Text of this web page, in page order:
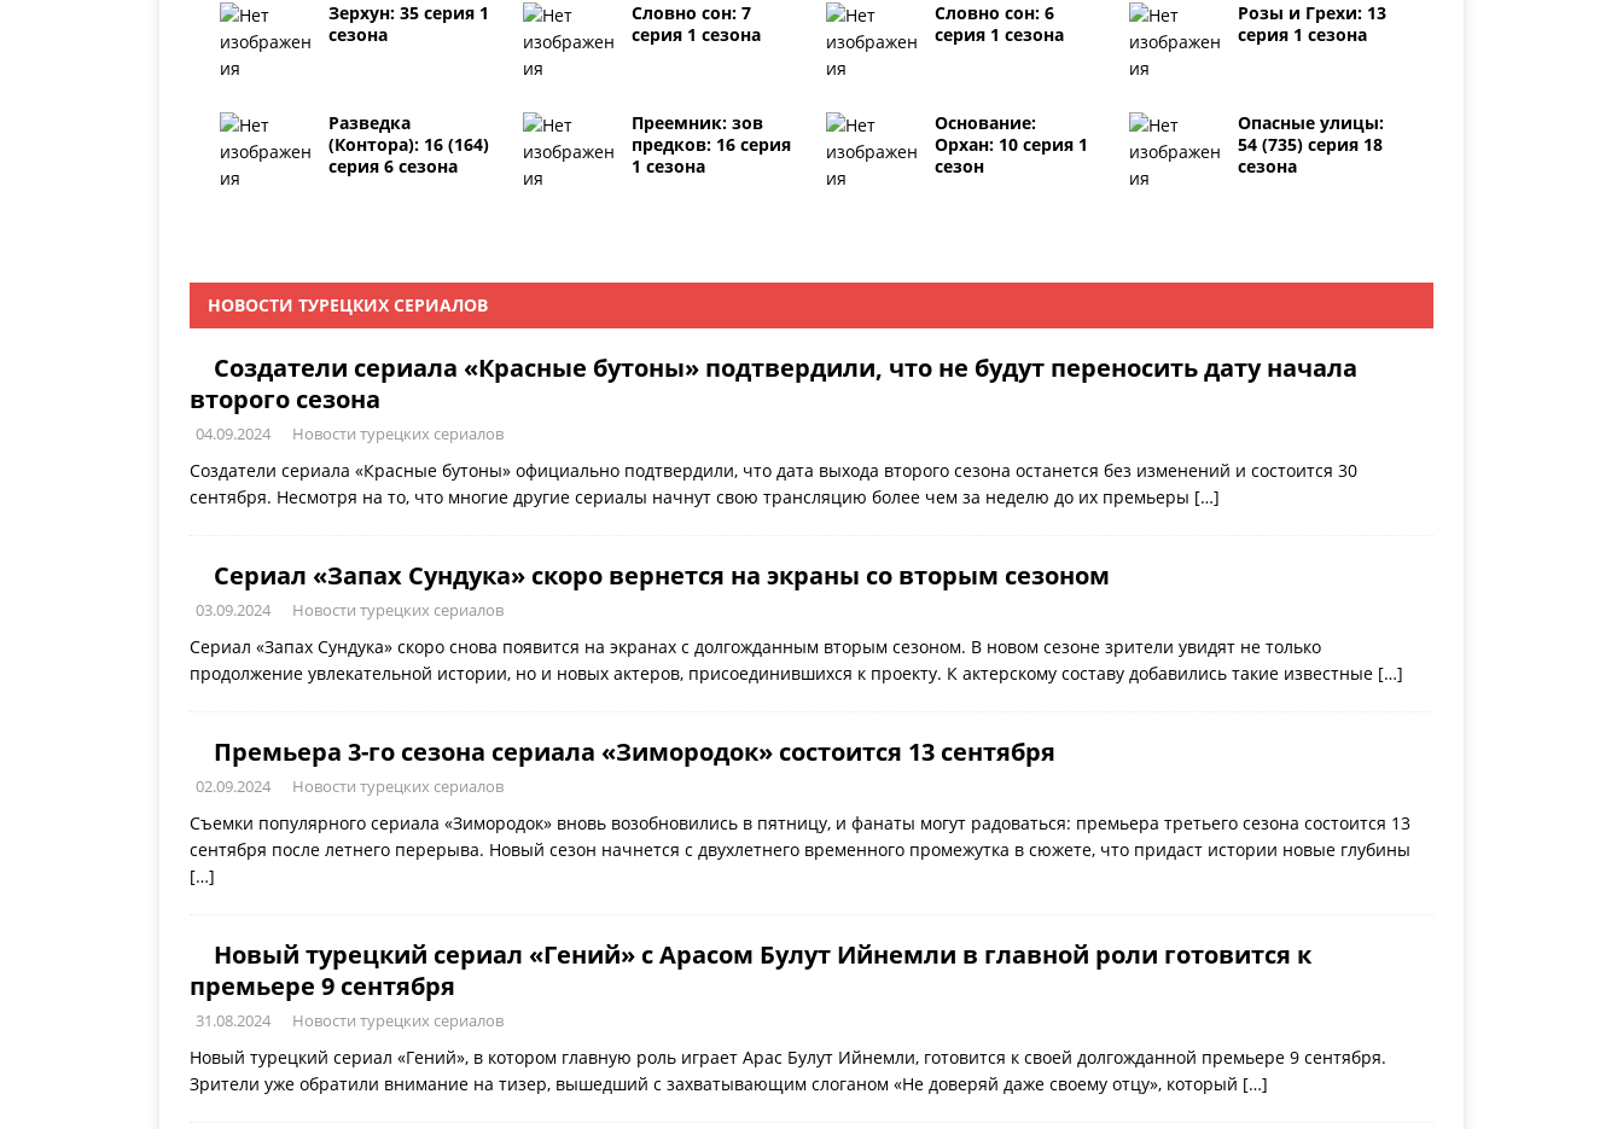
Зерхун: 35 серия 1
сезона
Словно сон: 7
серия 1 сезона
Словно сон: 6
серия 1 сезона
Розы и Грехи: 13
серия 1 сезона
Разведка
(Контора): 16 (164)
серия 6 сезона
Преемник: зов
предков: 16 серия
1 сезона
Основание:
Орхан: 10 серия 1
сезон
Опасные улицы:
54 (735) серия 18
сезона
НОВОСТИ ТУРЕЦКИХ СЕРИАЛОВ
Создатели сериала «Красные бутоны» подтвердили, что не будут переносить дату начала
второго сезона
04.09.2024 Новости турецких сериалов
Создатели сериала «Красные бутоны» официально подтвердили, что дата выхода второго сезона останется без изменений и состоится 30
сентября. Несмотря на то, что многие другие сериалы начнут свою трансляцию более чем за неделю до их премьеры […]
Сериал «Запах Сундука» скоро вернется на экраны со вторым сезоном
03.09.2024 Новости турецких сериалов
Сериал «Запах Сундука» скоро снова появится на экранах с долгожданным вторым сезоном. В новом сезоне зрители увидят не только
продолжение увлекательной истории, но и новых актеров, присоединившихся к проекту. К актерскому составу добавились такие известные […]
Премьера 3-го сезона сериала «Зимородок» состоится 13 сентября
02.09.2024 Новости турецких сериалов
Съемки популярного сериала «Зимородок» вновь возобновились в пятницу, и фанаты могут радоваться: премьера третьего сезона состоится 13
сентября после летнего перерыва. Новый сезон начнется с двухлетнего временного промежутка в сюжете, что придаст истории новые глубины
[…]
Новый турецкий сериал «Гений» с Арасом Булут Ийнемли в главной роли готовится к
премьере 9 сентября
31.08.2024 Новости турецких сериалов
Новый турецкий сериал «Гений», в котором главную роль играет Арас Булут Ийнемли, готовится к своей долгожданной премьере 9 сентября.
Зрители уже обратили внимание на тизер, вышедший с захватывающим слоганом «Не доверяй даже своему отцу», который […]